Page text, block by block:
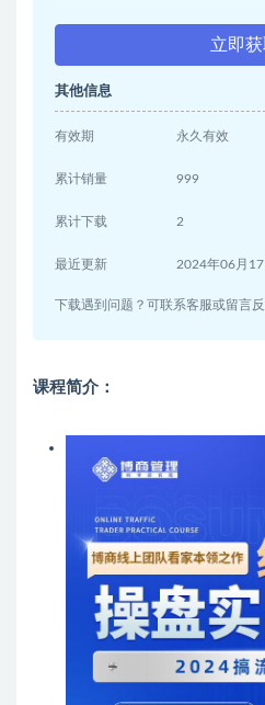
立即获
其他信息
有效期 永久有效
累计销量 999
累计下载 2
最近更新 2024年06月17
下载遇到问题？可联系客服或留言
课程简介：